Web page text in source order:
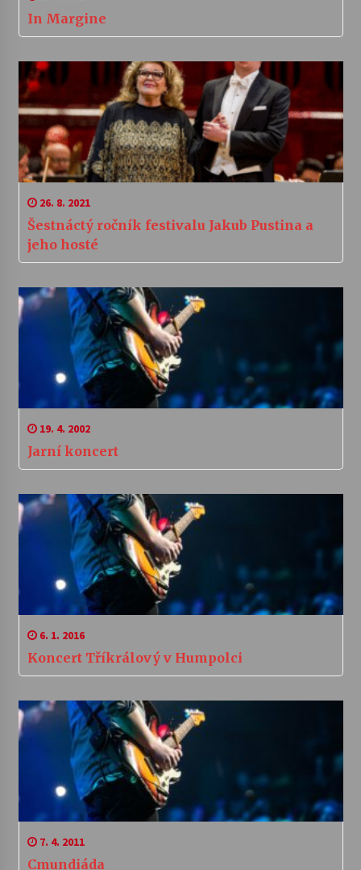
In Margine
26. 8. 2021
Šestnáctý ročník festivalu Jakub Pustina a
jeho hosté
19. 4. 2002
Jarní koncert
6. 1. 2016
Koncert Tříkrálový v Humpolci
7. 4. 2011
Cmundiáda